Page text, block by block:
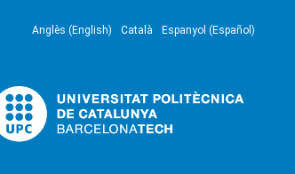
Anglès (English) Català Espanyol (Español)